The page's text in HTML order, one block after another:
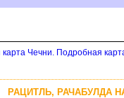
карта Чечни. Подробная
РАЦИТЛЬ, РАЧАБУЛДА